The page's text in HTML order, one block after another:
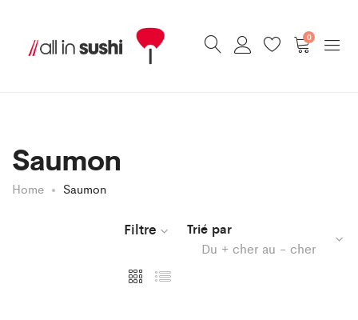
0
Saumon
Home Saumon
Filtre
Trié par
Du + cher au - cher